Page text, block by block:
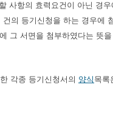
사항의 효력요건이 아닌 경
의 등기신청을 하는 경우에
그 서면을 첨부하였다는 뜻
각종 등기신청서의 양식 목